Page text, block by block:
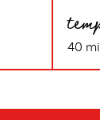
40